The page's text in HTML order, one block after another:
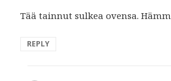
Tää tainnut sulkea ovensa.
REPLY